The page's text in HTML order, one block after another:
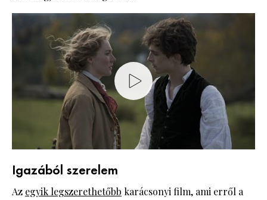
Igazából szerelem
Az egyik legszerethetőbb karácsonyi film, ami erről a